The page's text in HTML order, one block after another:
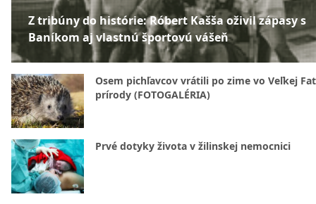
Z tribúny do histórie: Róbert Kašša oživil zápasy s
Baníkom aj vlastnú športovú vášeň
Osem pichľavcov vrátili po zime vo Veľkej
prírody (FOTOGALÉRIA)
Prvé dotyky života v žilinskej nemocnici